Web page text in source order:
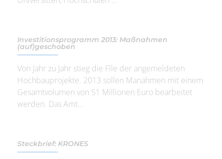
Investitionsprogramm 2013: Maßnahmen
(auf)geschoben
Von Jahr zu Jahr stieg die Flle der angemeldeten
Hochbauprojekte. 2013 sollen Manahmen mit einem
Gesamtvolumen von 51 Millionen Euro bearbeitet
werden. Das Amt...
Steckbrief: KRONES